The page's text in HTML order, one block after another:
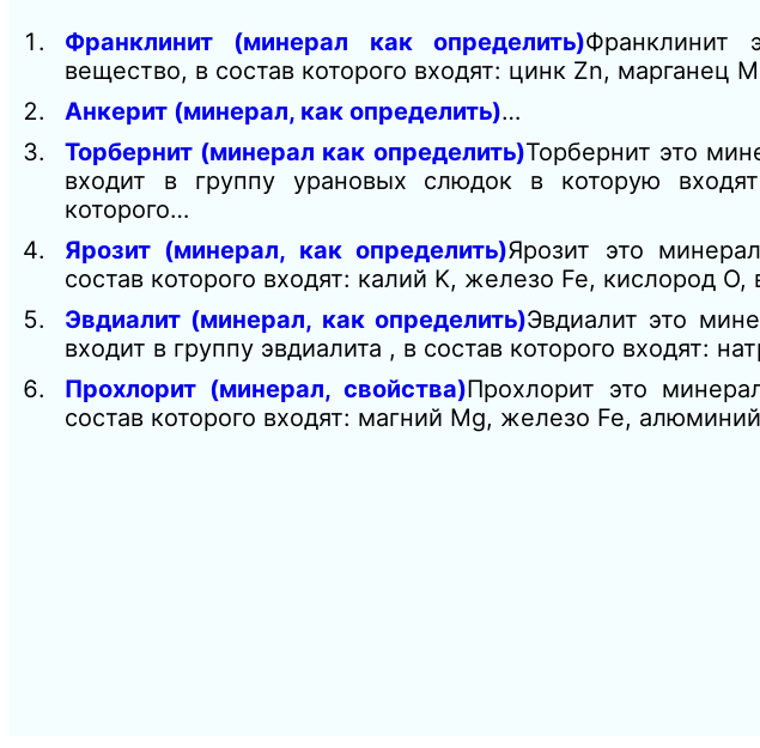
Франклинит (минерал как определить)Франклинит
вещество, в состав которого входят: цинк Zn,
Анкерит (минерал, как определить)…
Торбернит (минерал как определить)Торбернит это
входит в группу урановых слюдок в которую
которого…
Ярозит (минерал, как определить)Ярозит это
состав которого входят: калий K, железо Fe, кислород
Эвдиалит (минерал, как определить)Эвдиалит это
входит в группу эвдиалита , в состав которого входят:
Прохлорит (минерал, свойства)Прохлорит это
состав которого входят: магний Mg, железо Fe,